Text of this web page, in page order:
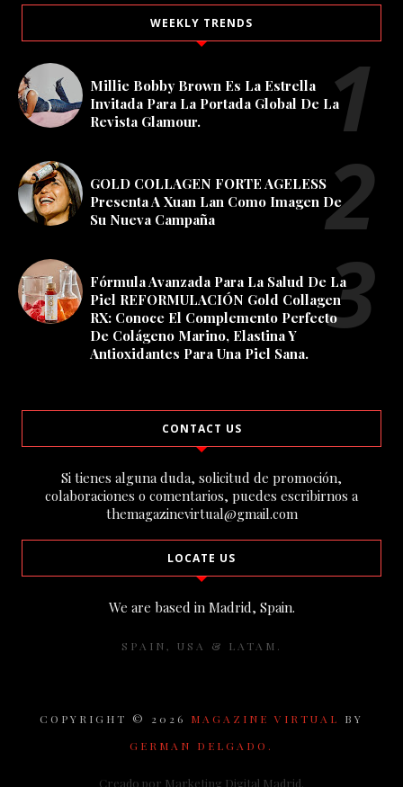
WEEKLY TRENDS
Millie Bobby Brown Es La Estrella
Invitada Para La Portada Global De La
Revista Glamour.
GOLD COLLAGEN FORTE AGELESS
Presenta A Xuan Lan Como Imagen De
Su Nueva Campaña
Fórmula Avanzada Para La Salud De La
Piel REFORMULACIÓN Gold Collagen
RX: Conoce El Complemento Perfecto
De Colágeno Marino, Elastina Y
Antioxidantes Para Una Piel Sana.
CONTACT US
Si tienes alguna duda, solicitud de promoción,
colaboraciones o comentarios, puedes escribirnos a
themagazinevirtual@gmail.com
LOCATE US
We are based in Madrid, Spain.
SPAIN, USA & LATAM.
COPYRIGHT © 2026 MAGAZINE VIRTUAL
BY
GERMAN DELGADO.
Creado por Marketing Digital Madrid.